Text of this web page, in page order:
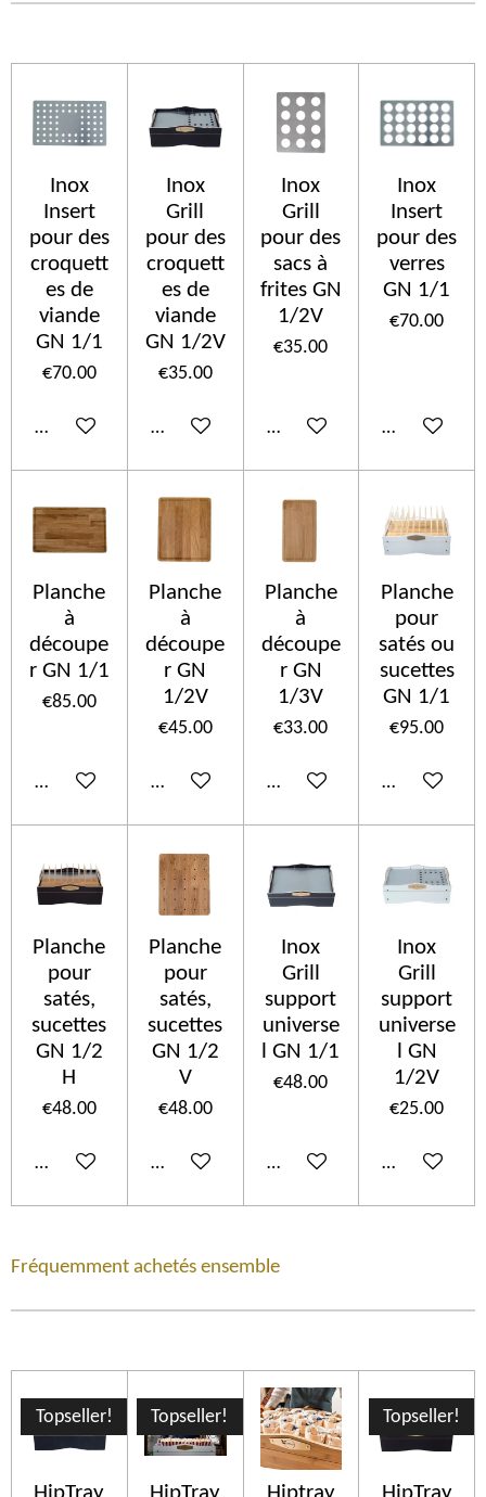
Inox
Insert
pour des
croquett
es de
viande
GN 1/1
€70.00
Add to cart
Inox
Grill
pour des
croquett
es de
viande
GN 1/2V
€35.00
Add to cart
Inox
Grill
pour des
sacs à
frites GN
1/2V
€35.00
Add to cart
Inox
Insert
pour des
verres
GN 1/1
€70.00
Add to cart
Planche
à
découpe
r GN 1/1
€85.00
Add to cart
Planche
à
découpe
r GN
1/2V
€45.00
Add to cart
Planche
à
découpe
r GN
1/3V
€33.00
Add to cart
Planche
pour
satés ou
sucettes
GN 1/1
€95.00
Add to cart
Planche
pour
satés,
sucettes
GN 1/2
H
€48.00
Add to cart
Planche
pour
satés,
sucettes
GN 1/2
V
€48.00
Add to cart
Inox
Grill
support
universe
l GN 1/1
€48.00
Add to cart
Inox
Grill
support
universe
l GN
1/2V
€25.00
Add to cart
Fréquemment achetés ensemble
Topseller! Topseller! Topseller!